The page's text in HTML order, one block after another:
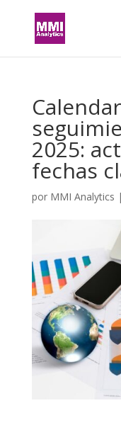
2025:
fechas
por MMI Analytics |